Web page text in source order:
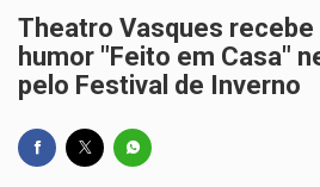
Theatro Vasques recebe
humor "Feito em Casa"
pelo Festival de Inverno